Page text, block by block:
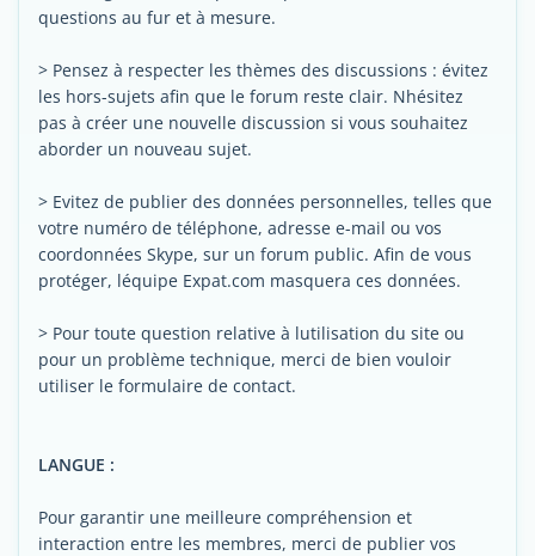
questions au fur et à mesure.
> Pensez à respecter les thèmes des discussions : évitez
les hors-sujets afin que le forum reste clair. Nhésitez
pas à créer une nouvelle discussion si vous souhaitez
aborder un nouveau sujet.
> Evitez de publier des données personnelles, telles que
votre numéro de téléphone, adresse e-mail ou vos
coordonnées Skype, sur un forum public. Afin de vous
protéger, léquipe Expat.com masquera ces données.
> Pour toute question relative à lutilisation du site ou
pour un problème technique, merci de bien vouloir
utiliser le formulaire de contact.
LANGUE :
Pour garantir une meilleure compréhension et
interaction entre les membres, merci de publier vos